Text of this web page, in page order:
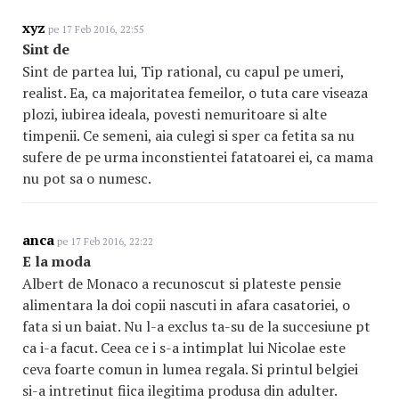
xyz pe 17 Feb 2016, 22:55
Sint de
Sint de partea lui, Tip rational, cu capul pe umeri,
realist. Ea, ca majoritatea femeilor, o tuta care viseaza
plozi, iubirea ideala, povesti nemuritoare si alte
timpenii. Ce semeni, aia culegi si sper ca fetita sa nu
sufere de pe urma inconstientei fatatoarei ei, ca mama
nu pot sa o numesc.
anca pe 17 Feb 2016, 22:22
E la moda
Albert de Monaco a recunoscut si plateste pensie
alimentara la doi copii nascuti in afara casatoriei, o
fata si un baiat. Nu l-a exclus ta-su de la succesiune pt
ca i-a facut. Ceea ce i s-a intimplat lui Nicolae este
ceva foarte comun in lumea regala. Si printul belgiei
si-a intretinut fiica ilegitima produsa din adulter.